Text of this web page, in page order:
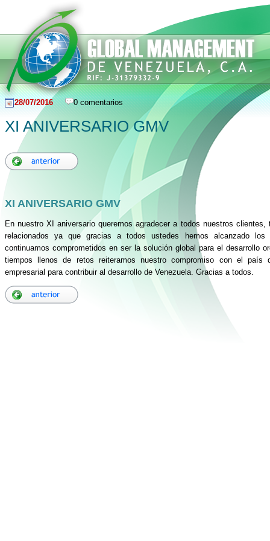
28/07/2016 0 comentarios
XI ANIVERSARIO GMV
XI ANIVERSARIO GMV
En nuestro XI aniversario queremos agradecer a todos nuestros clientes,
relacionados ya que gracias a todos ustedes hemos alcanzado
continuamos comprometidos en ser la solución global para el desarrollo
tiempos llenos de retos reiteramos nuestro compromiso con el país
empresarial para contribuir al desarrollo de Venezuela. Gracias a todos.